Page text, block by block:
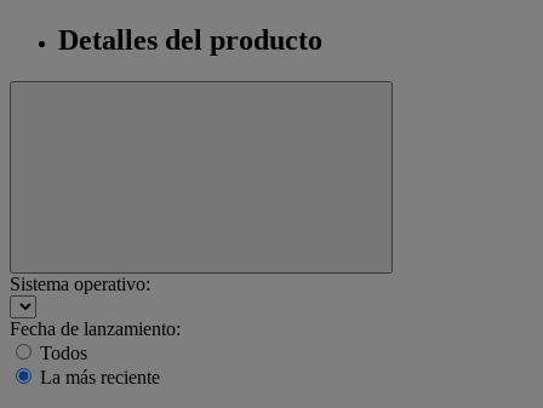
Detalles del producto
Sistema operativo:
Fecha de lanzamiento:
Todos
La más reciente